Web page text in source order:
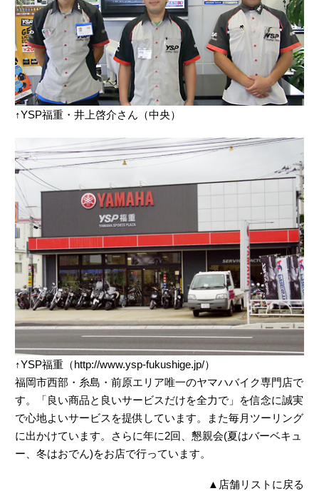
↑YSP福重・井上啓介さん（中央）
↑YSP福重（http://www.ysp-fukushige.jp/）
福岡市西部・糸島・前原エリア唯一のヤマハバイク専門店で
す。「良い商品と良いサービスだけを全力で」を信念に誠実
で心地よいサービスを提供しています。また毎月ツーリング
に出かけています。さらに年に2回、懇親会(夏はバーベキュ
ー、冬はおでん)をお店で行っています。
▲ 店舗リストに戻る